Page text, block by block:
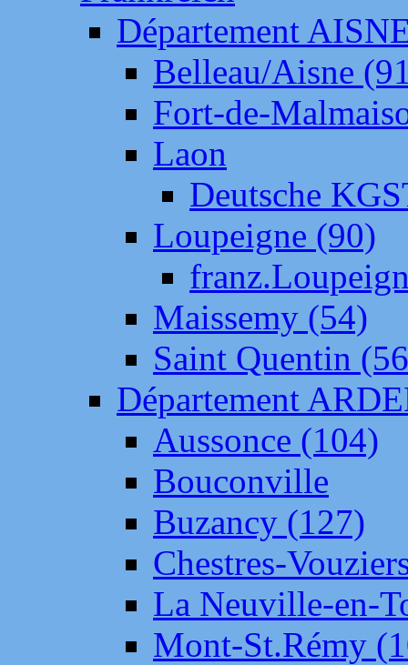
Département
Belleau/Aisne
Fort-de-
Laon
Deutsche
Loupeigne (90)
Maissemy (54)
Saint Quentin
Département
Aussonce (104)
Bouconville
Buzancy (127)
Chestres-
La Neuville-en-
Mont-St.Rémy